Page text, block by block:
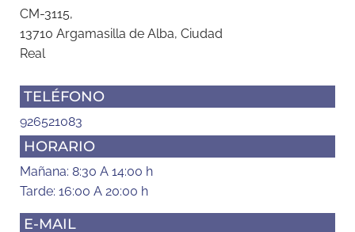
CM-3115,
13710 Argamasilla de Alba, Ciudad
Real
TELÉFONO
926521083
HORARIO
Mañana: 8:30 A 14:00 h
Tarde: 16:00 A 20:00 h
E-MAIL